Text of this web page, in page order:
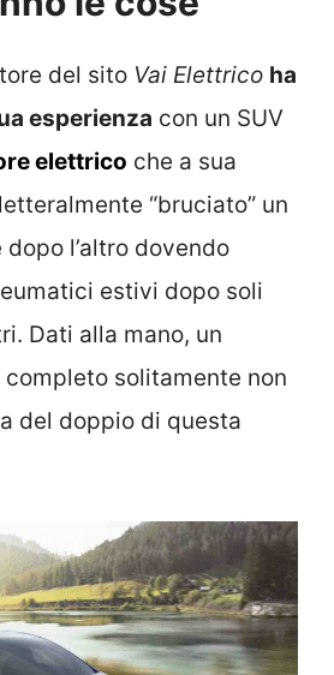
del sito Vai Elettrico ha
esperienza con un SUV
elettrico che a sua
“bruciato” un
l’altro dovendo
estivi dopo soli
Dati alla mano, un
solitamente non
del doppio di questa